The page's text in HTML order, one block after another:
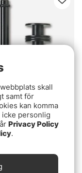
in-1 Bobbin Kit
skall
samt för
kan komma
personlig
Privacy Policy
.